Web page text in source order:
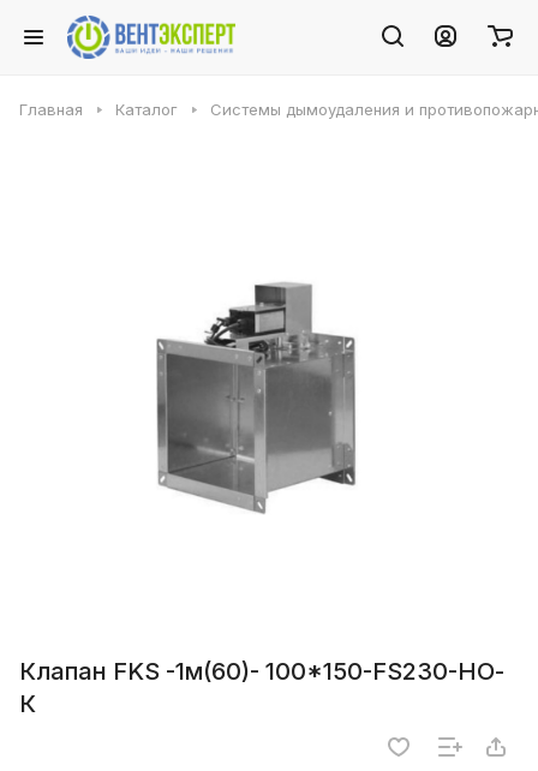
Главная Каталог Системы дымоудаления и
Клапан FKS -1м(60)- 100*150-FS230-НО-
К